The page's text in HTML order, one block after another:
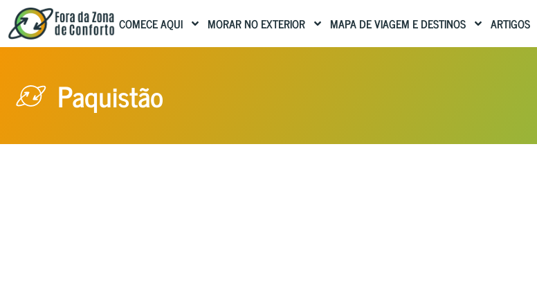
COMECE AQUI MORAR NO EXTERIOR MAPA DE VIAGEM E DESTINOS ARTIGOS
Paquistão